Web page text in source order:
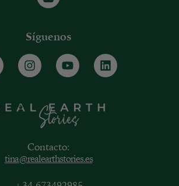
Síguenos
Contacto:
tina@realearthstories.es